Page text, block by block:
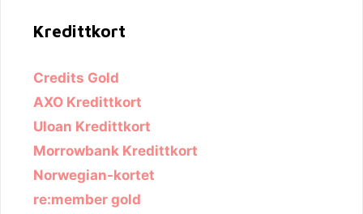
Kredittkort
Credits Gold
AXO Kredittkort
Uloan Kredittkort
Morrowbank Kredittkort
Norwegian-kortet
re:member gold